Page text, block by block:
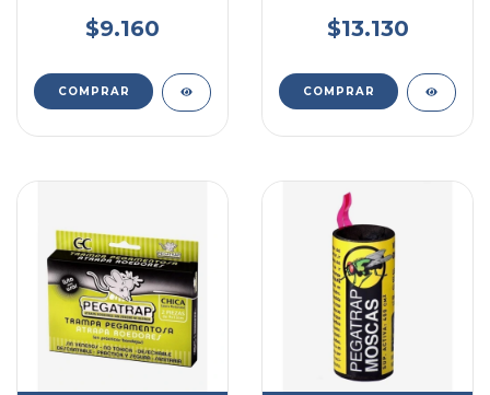
MOSCAS Y
MOSQUITOS
$9.160
PEGATRAP GRANDE
$13.130